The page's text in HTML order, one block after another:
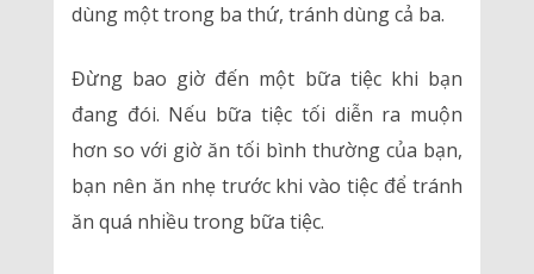
dùng một trong ba thứ, tránh dùng cả ba.
Đừng bao giờ đến một bữa tiệc khi bạn
đang đói. Nếu bữa tiệc tối diễn ra muộn
hơn so với giờ ăn tối bình thường của bạn,
bạn nên ăn nhẹ trước khi vào tiệc để tránh
ăn quá nhiều trong bữa tiệc.